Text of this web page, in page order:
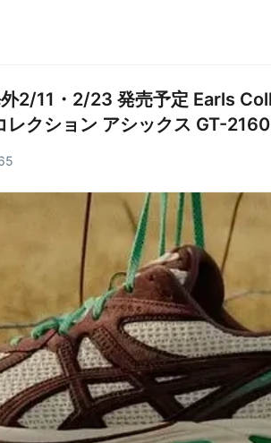
外2/11・2/23 発売予定 Earls
クション アシックス GT-